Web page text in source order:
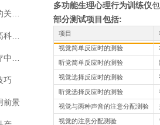
巧
前景
多功能生理心理行为训练仪
部分测试项目包括:
项目
视觉简单反应时的测验
听党简单反应时的测验
视觉选择反应时的测验
听觉选择反应时的测验
视觉与两种声音的注意分配测验
视觉的注意分配测验